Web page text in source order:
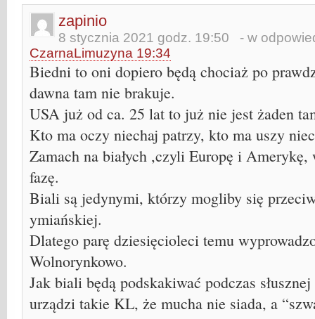
zapinio
8 stycznia 2021 godz. 19:50 - w
CzarnaLimuzyna 19:34
Biedni to oni dopiero będą chociaż po
dawna tam nie brakuje.
USA już od ca. 25 lat to już nie jest żaden
Kto ma oczy niechaj patrzy, kto ma uszy
Zamach na białych ,czyli Europę i
fazę.
Biali są jedynymi, którzy mogliby się
ymiańskiej.
Dlatego parę dziesięcioleci temu
Wolnorynkowo.
Jak biali będą podskakiwać podczas
urządzi takie KL, że mucha nie siada, a